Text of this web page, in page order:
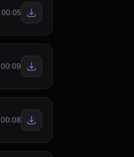
00:05
00:09
00:08